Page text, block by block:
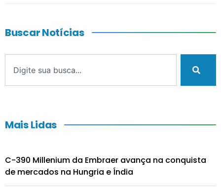
Buscar Notícias
Mais Lidas
C-390 Millenium da Embraer avança na conquista
de mercados na Hungria e Índia